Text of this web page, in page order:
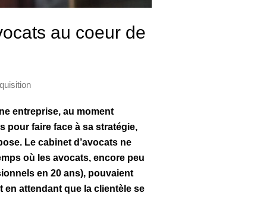
au coeur de
entreprise, au moment
pour faire face à sa stratégie,
Le cabinet d’avocats ne
où les avocats, encore peu
en 20 ans), pouvaient
en attendant que la clientèle se